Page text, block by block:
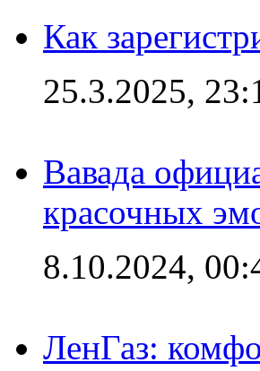
Как
25.3.2025,
Вавада
красочных
8.10.2024,
ЛенГаз: